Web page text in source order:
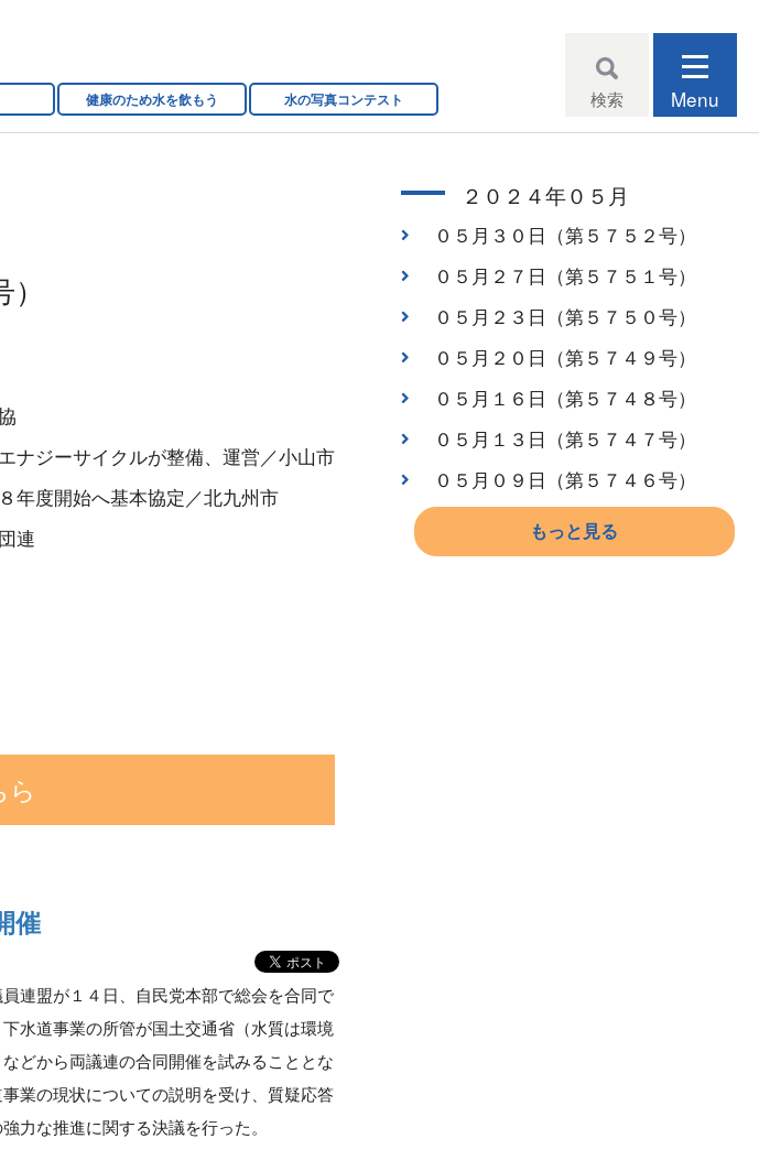
健康のため水を飲もう 水の写真コンテスト Menu
検索
ナジーサイクルが整備、運営／小山市
年度開始へ基本協定／北九州市
連
催
連盟が１４日、自民党本部で総会を合同で
水道事業の所管が国土交通省（水質は環境
どから両議連の合同開催を試みることとな
業の現状についての説明を受け、質疑応答
力な推進に関する決議を行った。
２０２４年０５月
０５月３０日（第５７５２号）
０５月２７日（第５７５１号）
０５月２３日（第５７５０号）
０５月２０日（第５７４９号）
０５月１６日（第５７４８号）
０５月１３日（第５７４７号）
０５月０９日（第５７４６号）
もっと見る